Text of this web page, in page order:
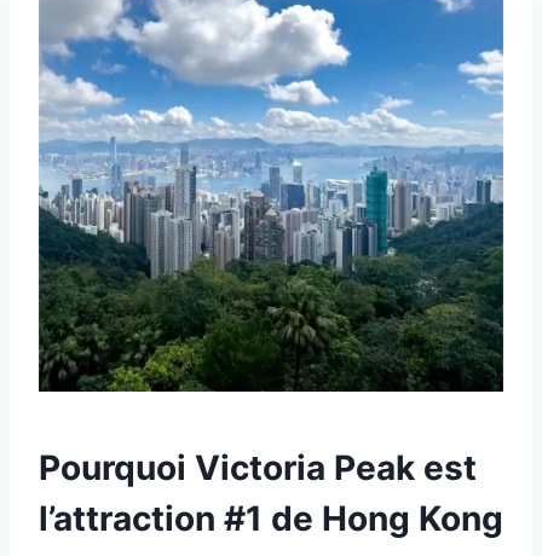
Pourquoi Victoria Peak est
l’attraction #1 de Hong Kong